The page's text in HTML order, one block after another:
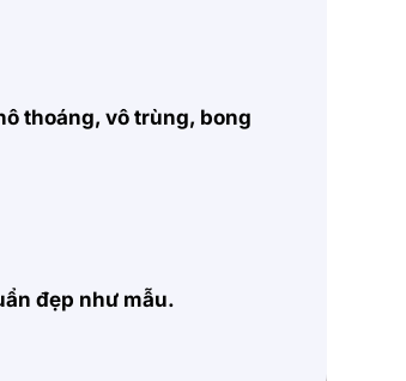
thoáng, vô trùng, bong
đẹp như mẫu.